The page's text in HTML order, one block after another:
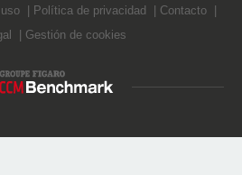
Política de privacidad
Contacto
Gestión de cookies